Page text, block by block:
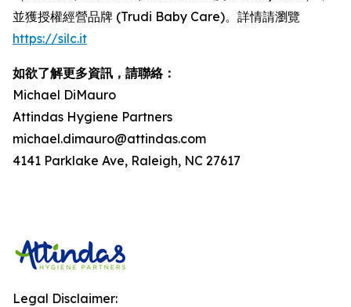
並獲授權經營品牌 (Trudi Baby Care)。詳情請瀏覽
https://silc.it
如欲了解更多資訊，請聯絡：
Michael DiMauro
Attindas Hygiene Partners
michael.dimauro@attindas.com
4141 Parklake Ave, Raleigh, NC 27617
Legal Disclaimer: